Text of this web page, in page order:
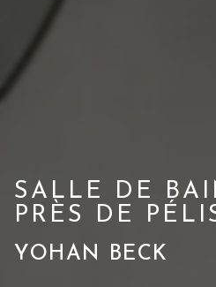
SALLE DE
PRÈS DE
YOHAN BECK